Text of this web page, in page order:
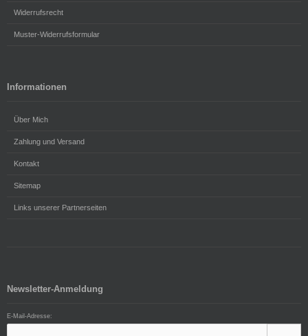
Widerrufsrecht
Muster-Widerrufsformular
Informationen
Über Mich
Zahlung und Versand
Kontakt
Sitemap
Links unserer Partnerseiten
Newsletter-Anmeldung
E-Mail-Adresse: